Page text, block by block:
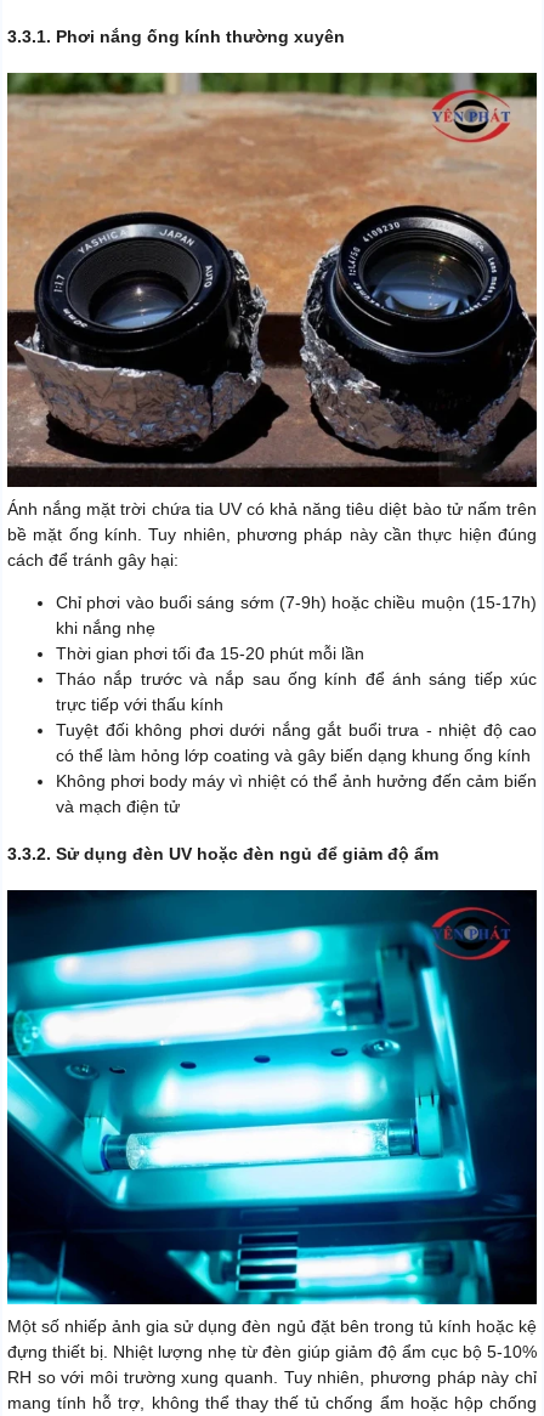
3.3.1. Phơi nắng ống kính thường xuyên
Ánh nắng mặt trời chứa tia UV có khả năng tiêu diệt bào tử nấm trên
bề mặt ống kính. Tuy nhiên, phương pháp này cần thực hiện đúng
cách để tránh gây hại:
Chỉ phơi vào buổi sáng sớm (7-9h) hoặc chiều muộn (15-17h)
khi nắng nhẹ
Thời gian phơi tối đa 15-20 phút mỗi lần
Tháo nắp trước và nắp sau ống kính để ánh sáng tiếp xúc
trực tiếp với thấu kính
Tuyệt đối không phơi dưới nắng gắt buổi trưa - nhiệt độ cao
có thể làm hỏng lớp coating và gây biến dạng khung ống kính
Không phơi body máy vì nhiệt có thể ảnh hưởng đến cảm biến
và mạch điện tử
3.3.2. Sử dụng đèn UV hoặc đèn ngủ để giảm độ ẩm
Một số nhiếp ảnh gia sử dụng đèn ngủ đặt bên trong tủ kính hoặc kệ
đựng thiết bị. Nhiệt lượng nhẹ từ đèn giúp giảm độ ẩm cục bộ 5-10%
RH so với môi trường xung quanh. Tuy nhiên, phương pháp này chỉ
mang tính hỗ trợ, không thể thay thế tủ chống ẩm hoặc hộp chống